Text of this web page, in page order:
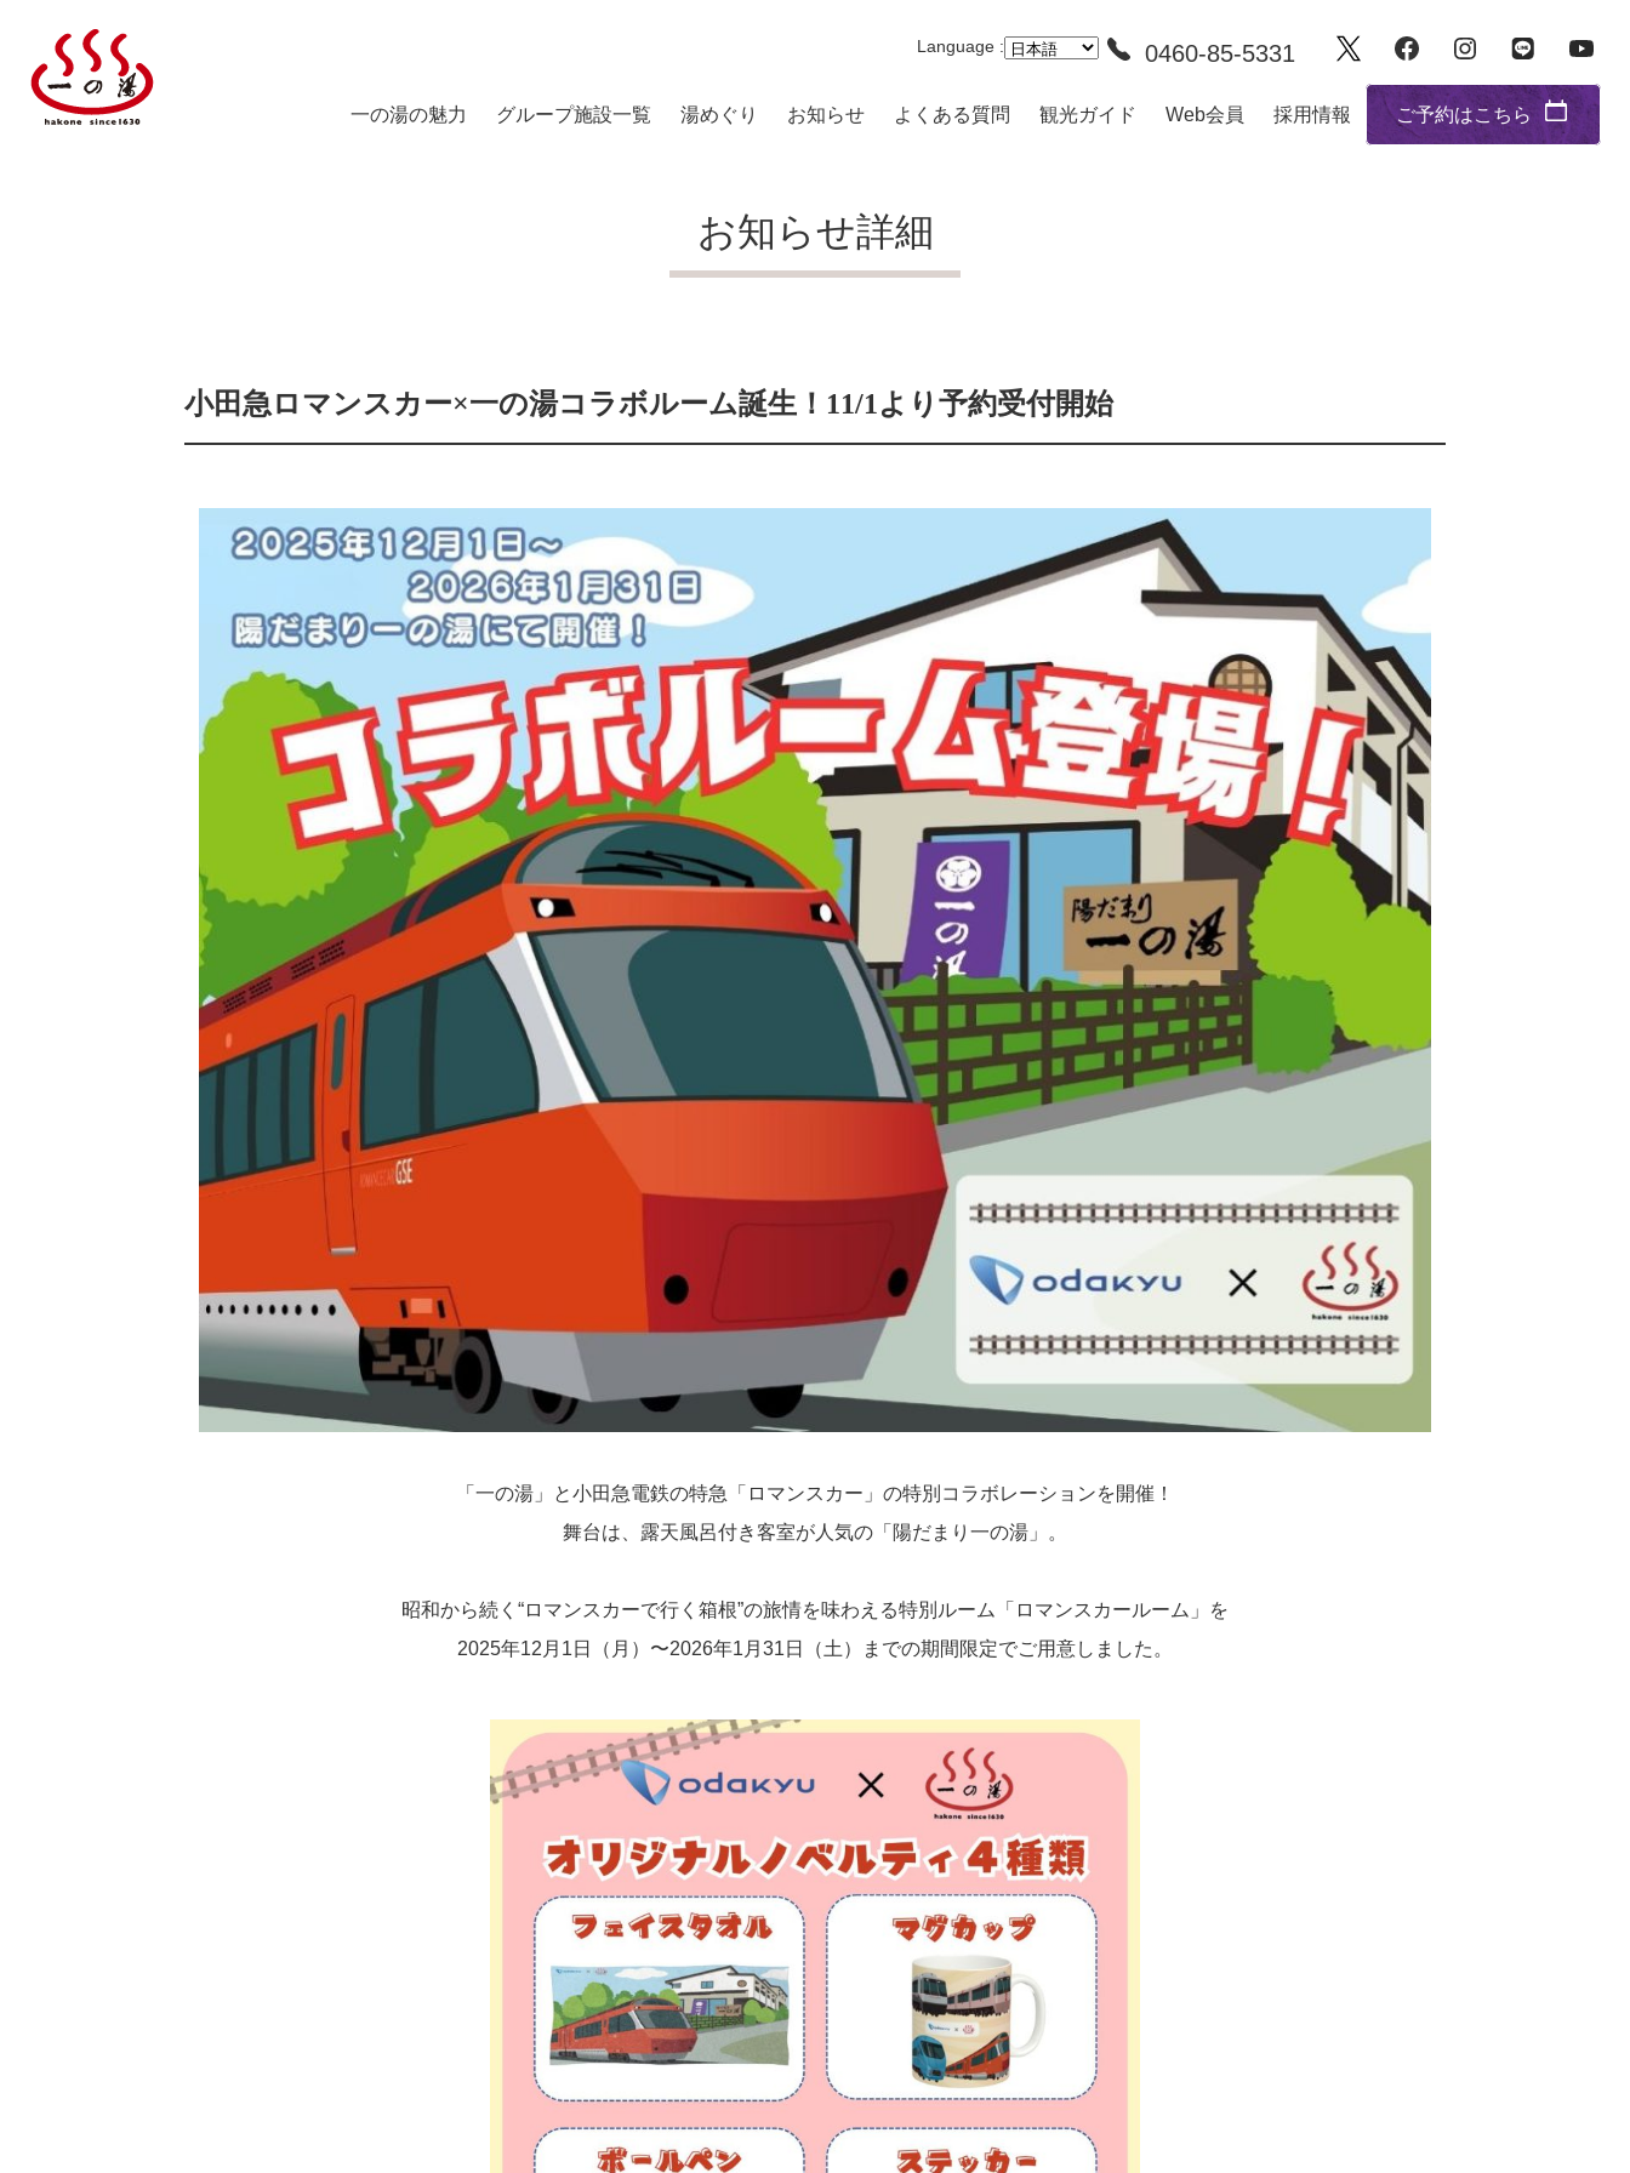
Language : 0460-85-5331
一の湯の魅力 グループ施設一覧
ススキの原 一の湯
ICHI-VILLA
湯めぐり お知らせ よくある質問 観光ガイド Web会員 採用情報 ご予約はこちら
お知らせ詳細
小田急ロマンスカー×一の湯コラボルーム誕生！11/1より予約受付開始
「一の湯」と小田急電鉄の特急「ロマンスカー」の特別コラボレーションを開催！
舞台は、露天風呂付き客室が人気の「陽だまり一の湯」。
昭和から続く“ロマンスカーで行く箱根”の旅情を味わえる特別ルーム「ロマンスカールーム」を
2025年12月1日（月）〜2026年1月31日（土）までの期間限定でご用意しました。